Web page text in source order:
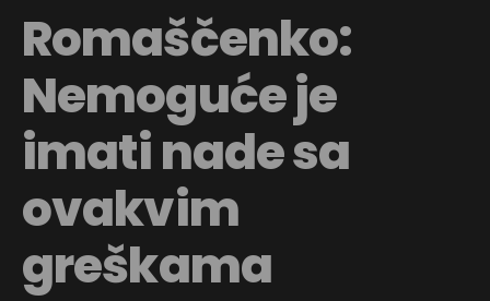
Romaščenko:
Nemoguće je
imati nade sa
ovakvim
greškama